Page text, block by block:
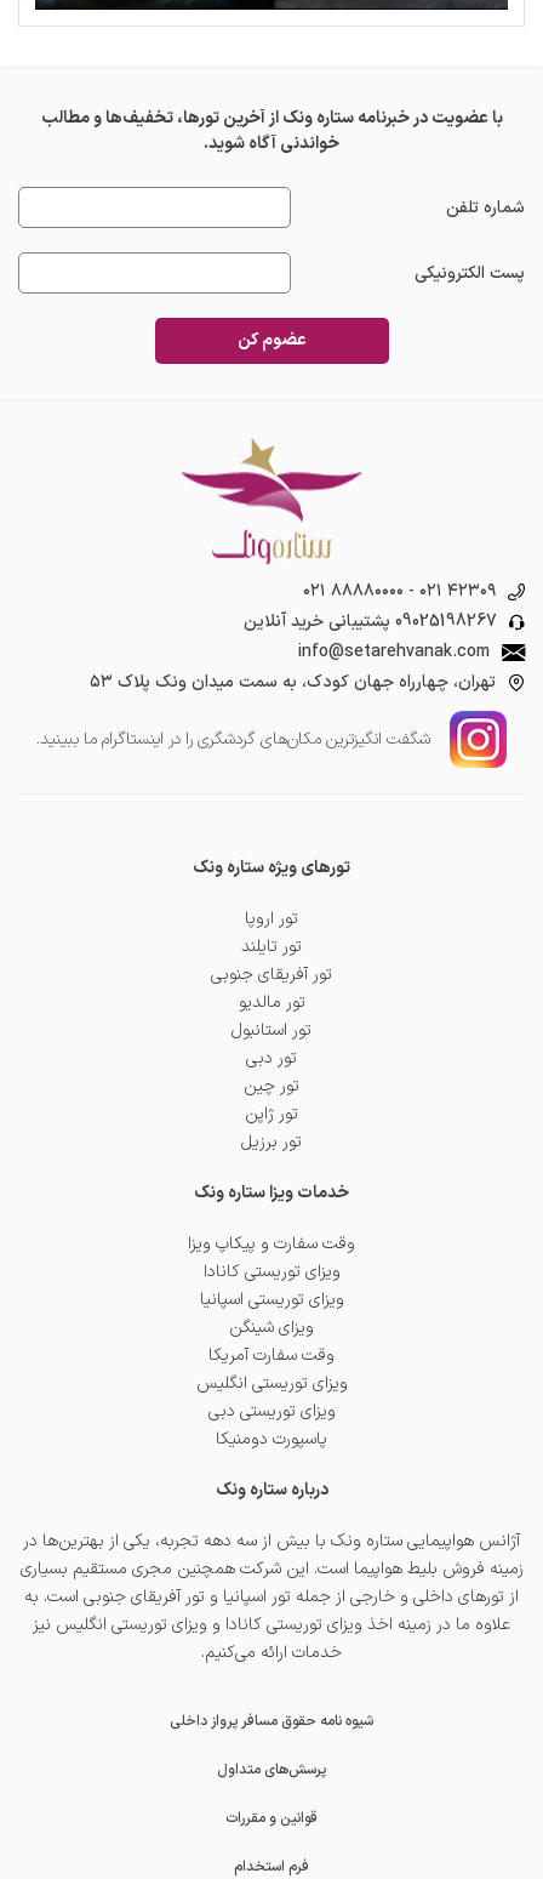
با عضویت در خبرنامه ستاره ونک از آخرین تورها، تخفیف‌ها و مطالب
خواندنی آگاه شوید.
شماره تلفن
پست الکترونیکی
عضوم کن
۰۲۱ ۸۸۸۸۰۰۰۰ - ۰۲۱ ۴۲۳۰۹
09025198267 پشتیبانی خرید آنلاین
info@setarehvanak.com
تهران، چهارراه جهان کودک، به سمت میدان ونک پلاک ۵۳
شگفت انگیز‌ترین مکان‌های گردشگری را در اینستاگرام ما ببینید.
تورهای ویژه ستاره ونک
تور اروپا
تور تایلند
تور آفریقای جنوبی
تور مالدیو
تور استانبول
تور دبی
تور چین
تور ژاپن
تور برزیل
خدمات ویزا ستاره ونک
وقت سفارت و پیکاپ ویزا
ویزای توریستی کانادا
ویزای توریستی اسپانیا
ویزای شینگن
وقت سفارت آمریکا
ویزای توریستی انگلیس
ویزای توریستی دبی
پاسپورت دومنیکا
درباره ستاره ونک
آژانس هواپیمایی ستاره ونک با بیش از سه دهه تجربه، یکی از بهترین‌ها در
زمینه فروش بلیط هواپیما است. این شرکت همچنین مجری مستقیم بسیاری
از تورهای داخلی و خارجی از جمله تور اسپانیا و تور آفریقای جنوبی است. به
علاوه ما در زمینه اخذ ویزای توریستی کانادا و ویزای توریستی انگلیس نیز
خدمات ارائه می‌کنیم.
شیوه نامه حقوق مسافر پرواز داخلی
پرسش‌های متداول
قوانین و مقررات
فرم استخدام